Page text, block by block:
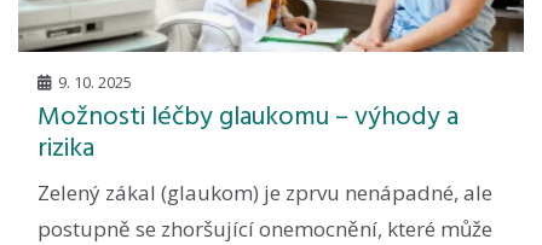
9. 10. 2025
Možnosti léčby glaukomu – výhody a
rizika
Zelený zákal (glaukom) je zprvu nenápadné, ale
postupně se zhoršující onemocnění, které může